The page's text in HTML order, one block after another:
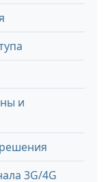
и
3G/4G